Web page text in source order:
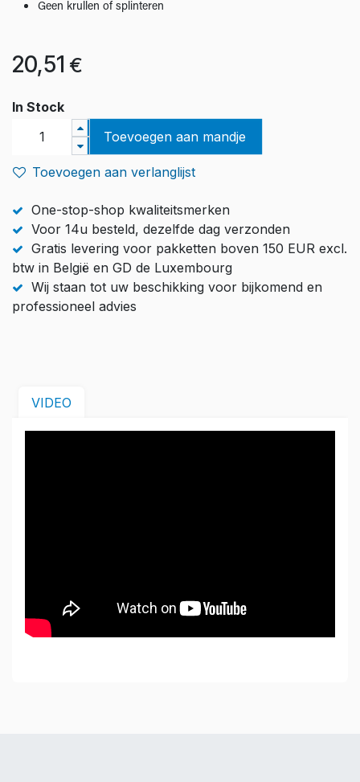
Geen krullen of splinteren
20,51 €
In Stock
Toevoegen aan mandje
Toevoegen aan verlanglijst
One-stop-shop kwaliteitsmerken
Voor 14u besteld, dezelfde dag verzonden
Gratis levering voor pakketten boven 150 EUR excl.
btw in België en GD de Luxembourg
Wij staan tot uw beschikking voor bijkomend en
professioneel advies
VIDEO